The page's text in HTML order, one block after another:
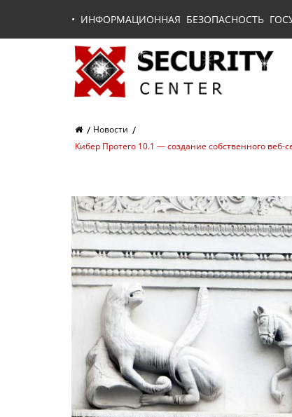
• ИНФОРМАЦИОННАЯ БЕЗОПАСНОСТЬ
Новости
Кибер Протего 10.1 — создание собственного